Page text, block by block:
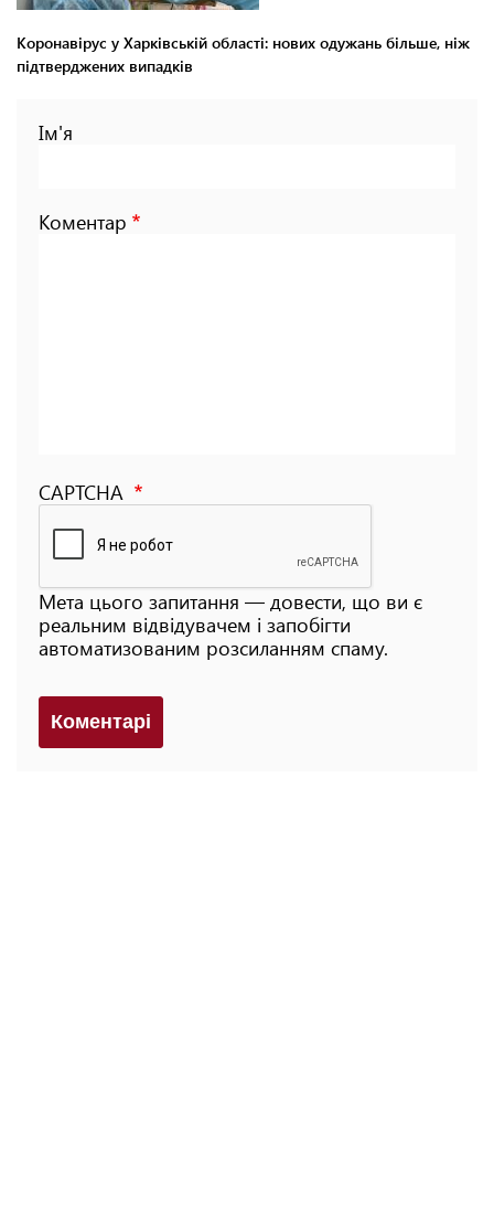
Коронавірус у Харківській області: нових одужань більше, ніж
підтверджених випадків
Ім'я
Коментар
CAPTCHA
Мета цього запитання — довести, що ви є
реальним відвідувачем і запобігти
автоматизованим розсиланням спаму.
Коментарi